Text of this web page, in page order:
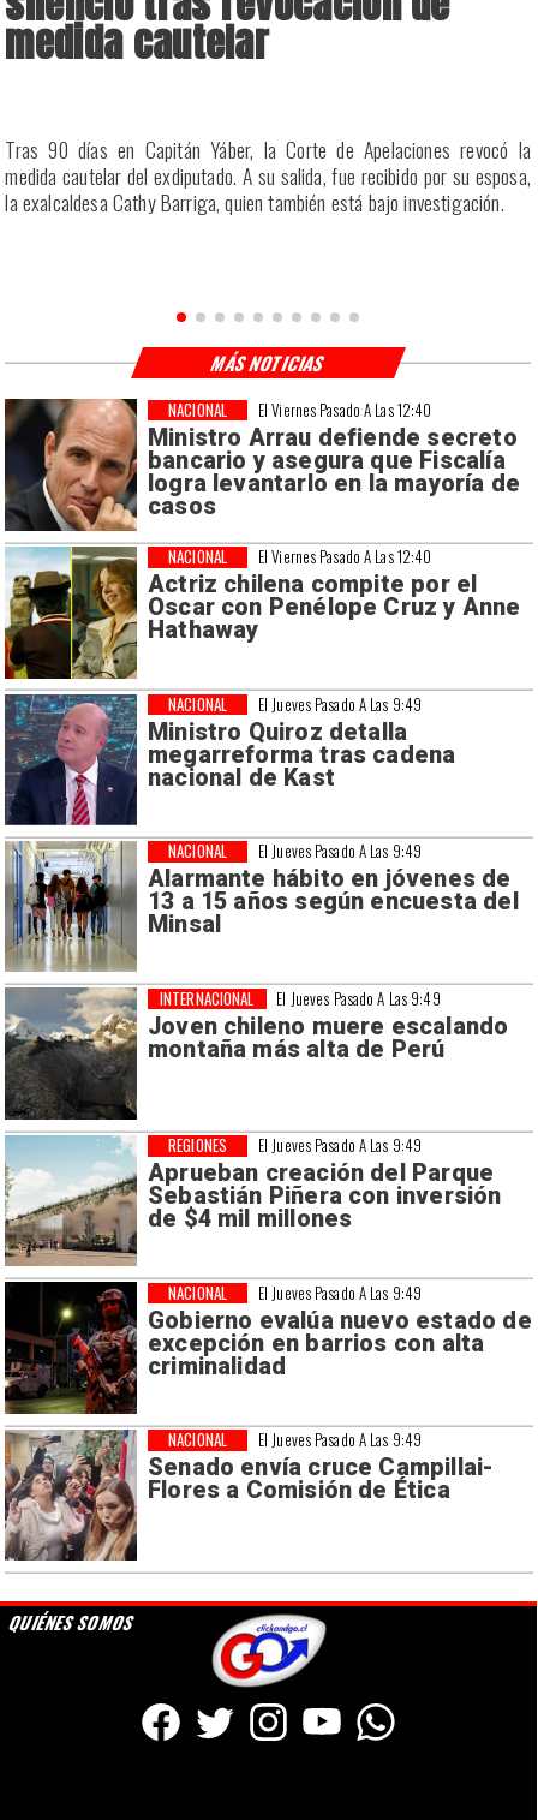
medida cautelar
Tras 90 días en Capitán Yáber, la Corte de Apelaciones revocó la
medida cautelar del exdiputado. A su salida, fue recibido por su esposa,
la exalcaldesa Cathy Barriga, quien también está bajo investigación.
El Viernes Pasado A Las 12:40
Ministro Arrau defiende secreto
bancario y asegura que Fiscalía
logra levantarlo en la mayoría de
casos
NACIONAL
El Viernes Pasado A Las 12:40
Actriz chilena compite por el
Oscar con Penélope Cruz y Anne
Hathaway
NACIONAL
El Jueves Pasado A Las 9:49
Ministro Quiroz detalla
megarreforma tras cadena
nacional de Kast
NACIONAL
El Jueves Pasado A Las 9:49
Alarmante hábito en jóvenes de
13 a 15 años según encuesta del
Minsal
NACIONAL
El Jueves Pasado A Las 9:49
Joven chileno muere escalando
montaña más alta de Perú
INTERNACIONAL
El Jueves Pasado A Las 9:49
Aprueban creación del Parque
Sebastián Piñera con inversión
de $4 mil millones
REGIONES
El Jueves Pasado A Las 9:49
Gobierno evalúa nuevo estado de
excepción en barrios con alta
criminalidad
NACIONAL
El Jueves Pasado A Las 9:49
Senado envía cruce Campillai-
Flores a Comisión de Ética
NACIONAL
MÁS NOTICIAS
QUIÉNES SOMOS